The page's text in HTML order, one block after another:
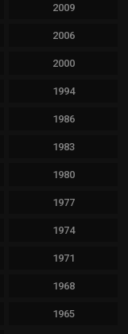
2009
2006
2000
1994
1986
1983
1980
1977
1974
1971
1968
1965